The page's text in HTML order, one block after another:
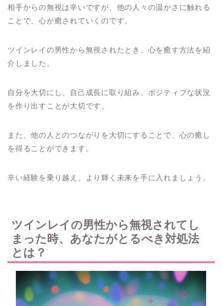
相手からの無視は辛いですが、他の人々の温かさに触れる
ことで、心が癒されていくのです。
ツインレイの男性から無視されたとき、心を癒す方法を紹
介しました。
自分を大切にし、自己成長に取り組み、ポジティブな状況
を作り出すことが大切です。
また、他の人とのつながりを大切にすることで、心の癒し
を得ることができます。
辛い経験を乗り越え、より輝く未来を手に入れましょう。
ツインレイの男性から無視されてし
まった時、あなたがとるべき対処法
とは？